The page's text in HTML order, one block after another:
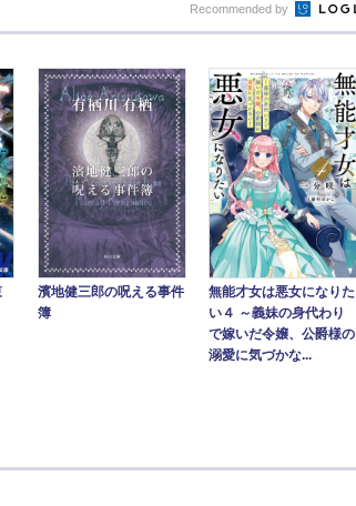
Recommended by
濱地健三郎の呪える事件
簿
無能才女は悪女になりた
い４ ～義妹の身代わり
で嫁いだ令嬢、公爵様の
溺愛に気づかな...